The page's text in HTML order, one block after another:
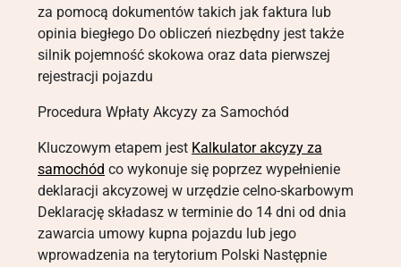
za pomocą dokumentów takich jak faktura lub
opinia biegłego Do obliczeń niezbędny jest także
silnik pojemność skokowa oraz data pierwszej
rejestracji pojazdu
Procedura Wpłaty Akcyzy za Samochód
Kluczowym etapem jest Kalkulator akcyzy za
samochód co wykonuje się poprzez wypełnienie
deklaracji akcyzowej w urzędzie celno-skarbowym
Deklarację składasz w terminie do 14 dni od dnia
zawarcia umowy kupna pojazdu lub jego
wprowadzenia na terytorium Polski Następnie